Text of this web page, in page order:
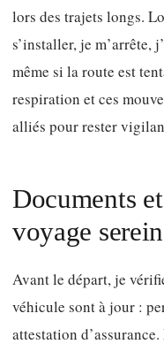
lors des trajets longs.
s’installer, je m’arrête,
même si la route est
respiration et ces
alliés pour rester
Documents
voyage serein
Avant le départ, je
véhicule sont à jour :
attestation